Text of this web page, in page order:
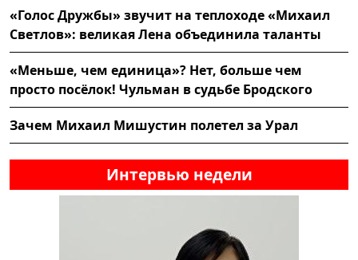
«Голос Дружбы» звучит на теплоходе «Михаил
Светлов»: великая Лена объединила таланты
«Меньше, чем единица»? Нет, больше чем
просто посёлок! Чульман в судьбе Бродского
Зачем Михаил Мишустин полетел за Урал
Интервью недели